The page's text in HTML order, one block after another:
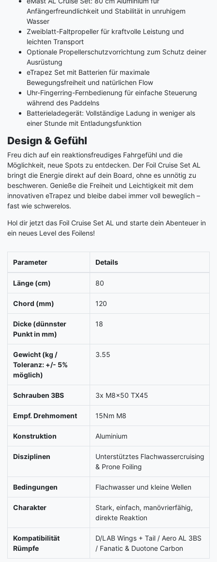
Anfängerfreundlichkeit und Stabilität in unruhigem
Wasser
Zweiblatt-Faltpropeller für kraftvolle Leistung und
leichten Transport
Optionale Propellerschutzvorrichtung zum Schutz deiner
Ausrüstung
eTrapez Set mit Batterien für maximale
Bewegungsfreiheit und natürlichen Flow
Uhr-Fingerring-Fernbedienung für einfache Steuerung
während des Paddelns
Batterieladegerät: Vollständige Ladung in weniger als
einer Stunde mit Entladungsfunktion
Design & Gefühl
Freu dich auf ein reaktionsfreudiges Fahrgefühl und die
Möglichkeit, neue Spots zu entdecken. Der Foil Cruise Set AL
bringt die Energie direkt auf dein Board, ohne es unnötig zu
beschweren. Genieße die Freiheit und Leichtigkeit mit dem
innovativen eTrapez und bleibe dabei immer voll beweglich –
fast wie schwerelos.
Hol dir jetzt das Foil Cruise Set AL und starte dein Abenteuer in
ein neues Level des Foilens!
Parameter Details
Länge (cm) 80
Chord (mm) 120
Dicke (dünnster
Punkt in mm)
18
Gewicht (kg /
Toleranz: +/- 5%
möglich)
3.55
Schrauben 3BS 3x M8x50 TX45
Empf. Drehmoment 15Nm M8
Konstruktion Aluminium
Disziplinen
Unterstütztes Flachwassercruising
& Prone Foiling
Bedingungen Flachwasser und kleine Wellen
Charakter
Stark, einfach, manövrierfähig,
direkte Reaktion
Kompatibilität
Rümpfe
D/LAB Wings + Tail / Aero AL 3BS
/ Fanatic & Duotone Carbon